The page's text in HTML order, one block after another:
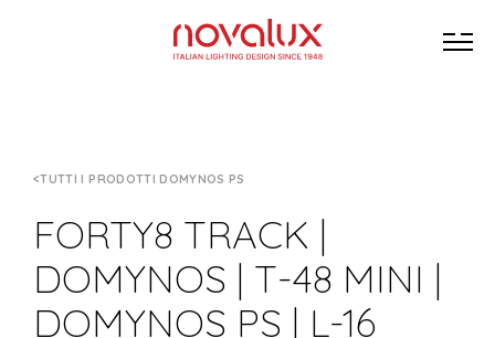
TUTTI I PRODOTTI DOMYNOS PS
FORTY8 TRACK |
DOMYNOS | T-48 MINI |
DOMYNOS PS | L-16